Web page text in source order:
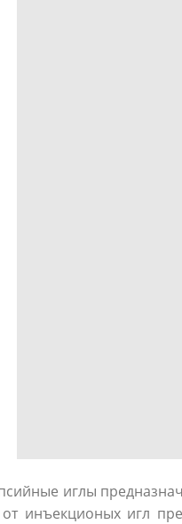
иглы
инъекционых игл